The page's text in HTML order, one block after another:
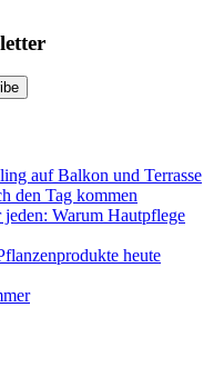
auf Balkon und Terrasse
den Tag kommen
Warum Hautpflege
heute